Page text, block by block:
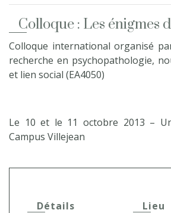
Colloque : Les énigmes
Colloque international organisé
recherche en psychopathologie,
et lien social (EA4050)
Le 10 et le 11 octobre 2013 –
Campus Villejean
Détails Lieu